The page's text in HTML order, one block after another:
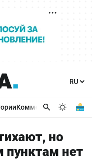
КомментарииБизнес
но
пунктам нет